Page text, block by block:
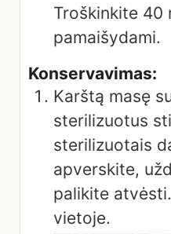
Troškinkite 40
pamaišydami.
Konservavimas:
Karštą masę
sterilizuotus
sterilizuotais
apverskite,
palikite
vietoje.